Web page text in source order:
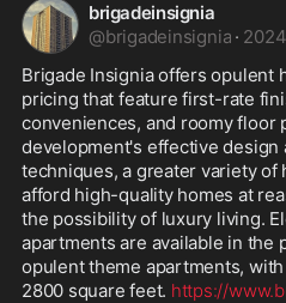
brigadeinsignia
@brigadeinsignia ·
Brigade Insignia offers opulent
pricing that feature first-rate
conveniences, and roomy floor
development's effective design
techniques, a greater variety of
afford high-quality homes at
the possibility of luxury living.
apartments are available in the
opulent theme apartments,
2800 square feet. https://